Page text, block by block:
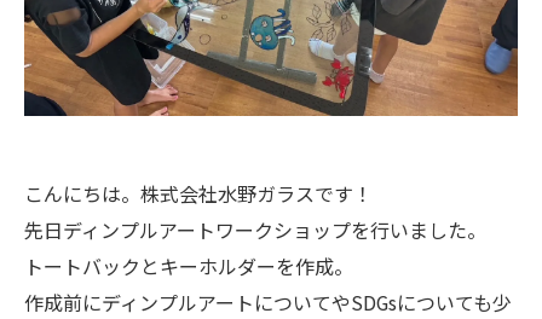
こんにちは。株式会社水野ガラスです！
先日ディンプルアートワークショップを行いました。
トートバックとキーホルダーを作成。
作成前にディンプルアートについてやSDGsについても少